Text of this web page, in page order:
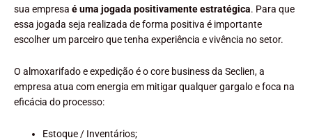
sua empresa é uma jogada positivamente estratégica. Para que
essa jogada seja realizada de forma positiva é importante
escolher um parceiro que tenha experiência e vivência no setor.
O almoxarifado e expedição é o core business da Seclien, a
empresa atua com energia em mitigar qualquer gargalo e foca na
eficácia do processo:
Estoque / Inventários;